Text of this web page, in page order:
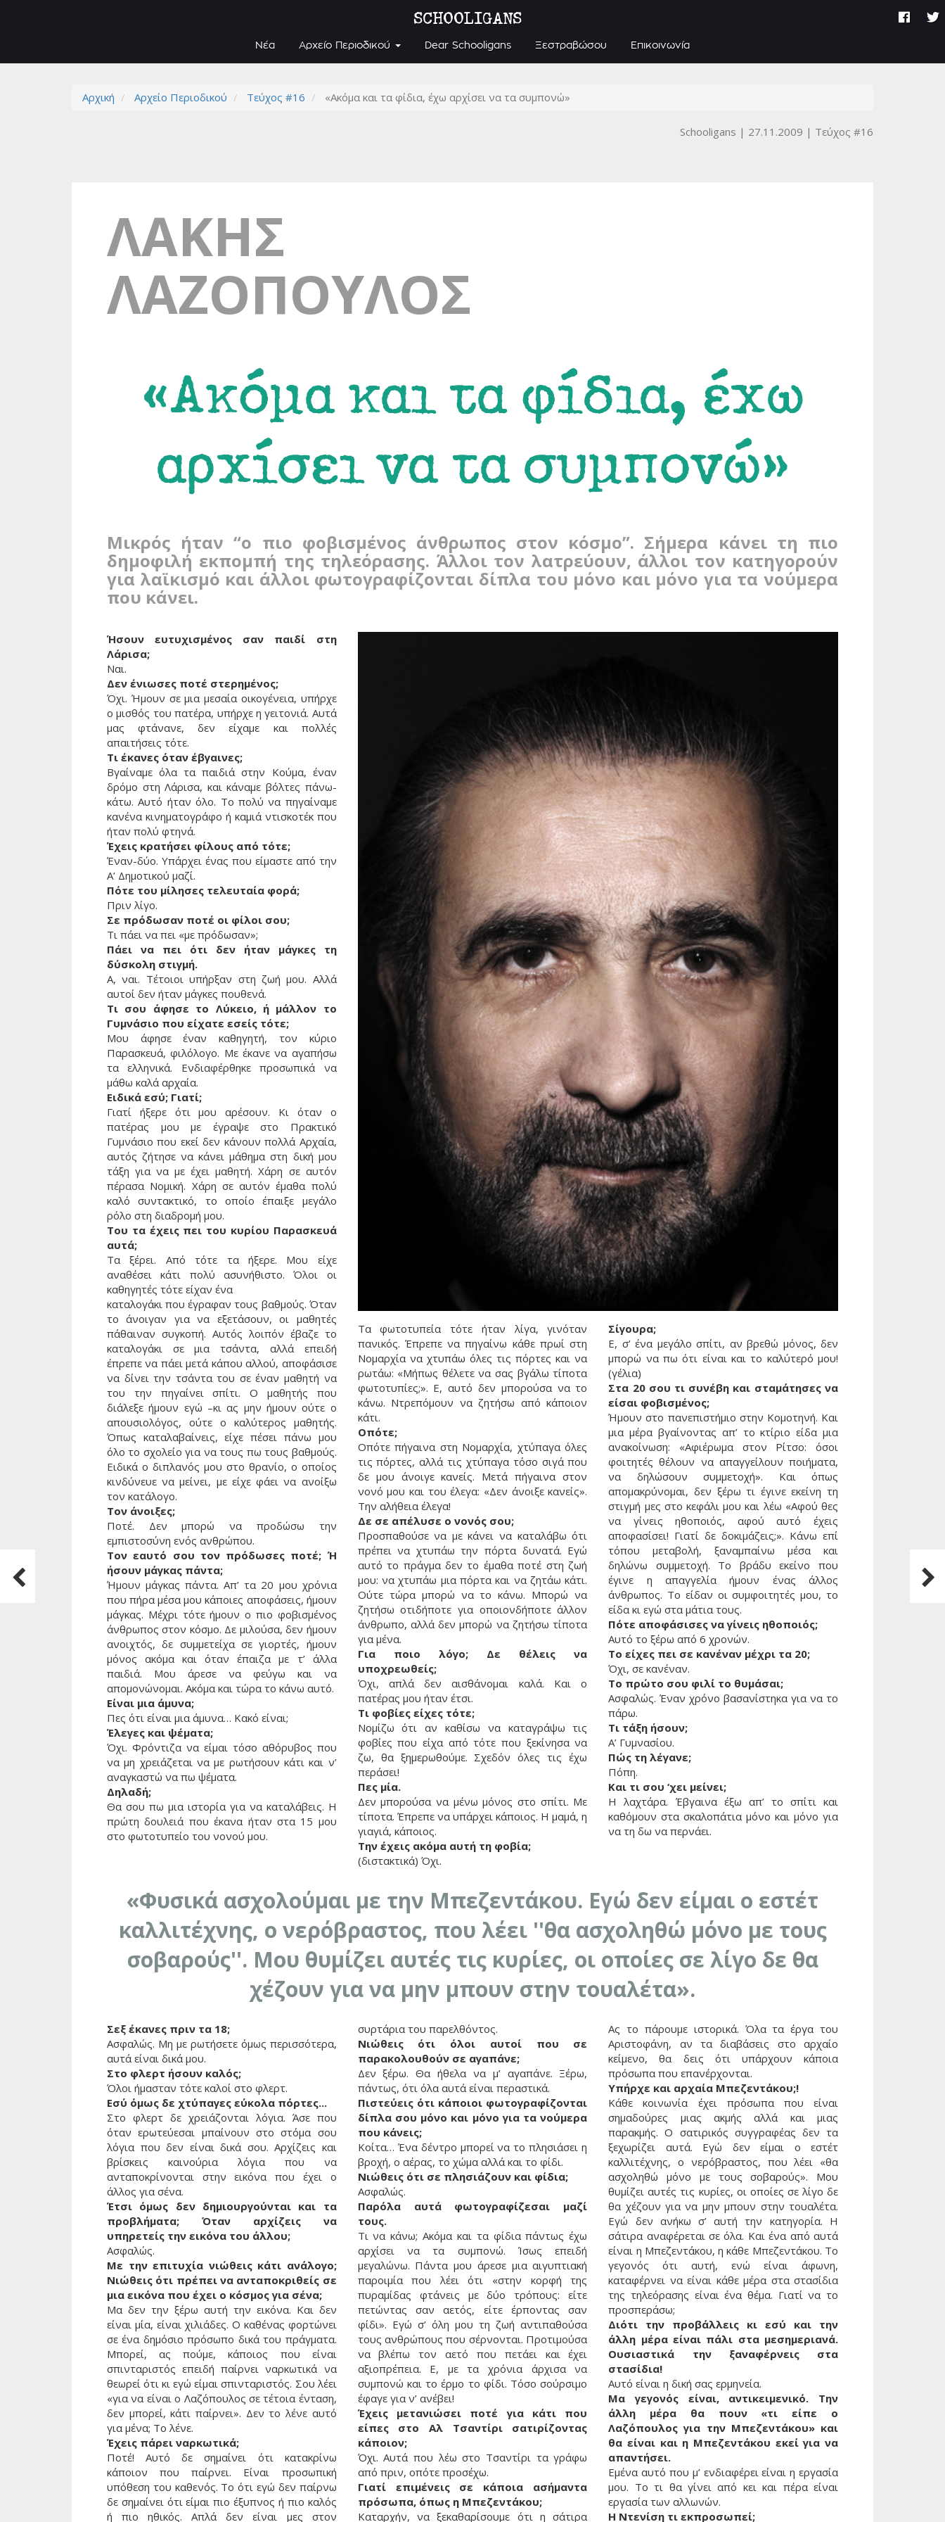
SCHOOLIGANS
Νέα Αρχείο Περιοδικού Dear Schooligans Ξεστραβώσου Επικοινωνία
Το
Αρχική Αρχείο Περιοδικού Τεύχος #16 «Ακόμα και τα φίδια, έχω αρχίσει να τα συμπονώ»
Schooligans 27.11.2009 Τεύχος #16
ΛΑΚΗΣ
ΛΑΖΟΠΟΥΛΟΣ
«Ακόμα και τα φίδια, έχω
αρχίσει να τα συμπονώ»
Μικρός ήταν “ο πιο φοβισμένος άνθρωπος στον κόσμο”. Σήμερα κάνει τη πιο
δημοφιλή εκπομπή της τηλεόρασης. Άλλοι τον λατρεύουν, άλλοι τον κατηγορούν
για λαϊκισμό και άλλοι φωτογραφίζονται δίπλα του μόνο και μόνο για τα νούμερα
που κάνει.
Ήσουν ευτυχισμένος σαν παιδί στη
Λάρισα;
Ναι.
Δεν ένιωσες ποτέ στερημένος;
Όχι. Ήμουν σε μια μεσαία οικογένεια, υπήρχε
ο μισθός του πατέρα, υπήρχε η γειτονιά. Αυτά
μας φτάνανε, δεν είχαμε και πολλές
απαιτήσεις τότε.
Τι έκανες όταν έβγαινες;
Βγαίναμε όλα τα παιδιά στην Κούμα, έναν
δρόμο στη Λάρισα, και κάναμε βόλτες πάνω-
κάτω. Αυτό ήταν όλο. Το πολύ να πηγαίναμε
κανένα κινηματογράφο ή καμιά ντισκοτέκ που
ήταν πολύ φτηνά.
Έχεις κρατήσει φίλους από τότε;
Έναν-δύο. Υπάρχει ένας που είμαστε από την
Α’ Δημοτικού μαζί.
Πότε του μίλησες τελευταία φορά;
Πριν λίγο.
Σε πρόδωσαν ποτέ οι φίλοι σου;
Τι πάει να πει «με πρόδωσαν»;
Πάει να πει ότι δεν ήταν μάγκες τη
δύσκολη στιγμή.
Α, ναι. Τέτοιοι υπήρξαν στη ζωή μου. Αλλά
αυτοί δεν ήταν μάγκες πουθενά.
Τι σου άφησε το Λύκειο, ή μάλλον το
Γυμνάσιο που είχατε εσείς τότε;
Μου άφησε έναν καθηγητή, τον κύριο
Παρασκευά, φιλόλογο. Με έκανε να αγαπήσω
τα ελληνικά. Ενδιαφέρθηκε προσωπικά να
μάθω καλά αρχαία.
Ειδικά εσύ; Γιατί;
Γιατί ήξερε ότι μου αρέσουν. Κι όταν ο
πατέρας μου με έγραψε στο Πρακτικό
Γυμνάσιο που εκεί δεν κάνουν πολλά Αρχαία,
αυτός ζήτησε να κάνει μάθημα στη δική μου
τάξη για να με έχει μαθητή. Χάρη σε αυτόν
πέρασα Νομική. Χάρη σε αυτόν έμαθα πολύ
καλό συντακτικό, το οποίο έπαιξε μεγάλο
ρόλο στη διαδρομή μου.
Του τα έχεις πει του κυρίου Παρασκευά
αυτά;
Τα ξέρει. Από τότε τα ήξερε. Μου είχε
αναθέσει κάτι πολύ ασυνήθιστο. Όλοι οι
καθηγητές τότε είχαν ένα
καταλογάκι που έγραφαν τους βαθμούς. Όταν
το άνοιγαν για να εξετάσουν, οι μαθητές
πάθαιναν συγκοπή. Αυτός λοιπόν έβαζε το
καταλογάκι σε μια τσάντα, αλλά επειδή
έπρεπε να πάει μετά κάπου αλλού, αποφάσισε
να δίνει την τσάντα του σε έναν μαθητή να
του την πηγαίνει σπίτι. Ο μαθητής που
διάλεξε ήμουν εγώ –κι ας μην ήμουν ούτε ο
απουσιολόγος, ούτε ο καλύτερος μαθητής.
Όπως καταλαβαίνεις, είχε πέσει πάνω μου
όλο το σχολείο για να τους πω τους βαθμούς.
Ειδικά ο διπλανός μου στο θρανίο, ο οποίος
κινδύνευε να μείνει, με είχε φάει να ανοίξω
τον κατάλογο.
Τον άνοιξες;
Ποτέ. Δεν μπορώ να προδώσω την
εμπιστοσύνη ενός ανθρώπου.
Τον εαυτό σου τον πρόδωσες ποτέ; Ή
ήσουν μάγκας πάντα;
Ήμουν μάγκας πάντα. Απ’ τα 20 μου χρόνια
που πήρα μέσα μου κάποιες αποφάσεις, ήμουν
μάγκας. Μέχρι τότε ήμουν ο πιο φοβισμένος
άνθρωπος στον κόσμο. Δε μιλούσα, δεν ήμουν
ανοιχτός, δε συμμετείχα σε γιορτές, ήμουν
μόνος ακόμα και όταν έπαιζα με τ’ άλλα
παιδιά. Μου άρεσε να φεύγω και να
απομονώνομαι. Ακόμα και τώρα το κάνω αυτό.
Είναι μια άμυνα;
Πες ότι είναι μια άμυνα… Κακό είναι;
Έλεγες και ψέματα;
Όχι. Φρόντιζα να είμαι τόσο αθόρυβος που
να μη χρειάζεται να με ρωτήσουν κάτι και ν’
αναγκαστώ να πω ψέματα.
Δηλαδή;
Θα σου πω μια ιστορία για να καταλάβεις. Η
πρώτη δουλειά που έκανα ήταν στα 15 μου
στο φωτοτυπείο του νονού μου.
Τα φωτοτυπεία τότε ήταν λίγα, γινόταν
πανικός. Έπρεπε να πηγαίνω κάθε πρωί στη
Νομαρχία να χτυπάω όλες τις πόρτες και να
ρωτάω: «Μήπως θέλετε να σας βγάλω τίποτα
φωτοτυπίες;». Ε, αυτό δεν μπορούσα να το
κάνω. Ντρεπόμουν να ζητήσω από κάποιον
κάτι.
Οπότε;
Οπότε πήγαινα στη Νομαρχία, χτύπαγα όλες
τις πόρτες, αλλά τις χτύπαγα τόσο σιγά που
δε μου άνοιγε κανείς. Μετά πήγαινα στον
νονό μου και του έλεγα: «Δεν άνοιξε κανείς».
Την αλήθεια έλεγα!
Δε σε απέλυσε ο νονός σου;
Προσπαθούσε να με κάνει να καταλάβω ότι
πρέπει να χτυπάω την πόρτα δυνατά. Εγώ
αυτό το πράγμα δεν το έμαθα ποτέ στη ζωή
μου: να χτυπάω μια πόρτα και να ζητάω κάτι.
Ούτε τώρα μπορώ να το κάνω. Μπορώ να
ζητήσω οτιδήποτε για οποιονδήποτε άλλον
άνθρωπο, αλλά δεν μπορώ να ζητήσω τίποτα
για μένα.
Για ποιο λόγο; Δε θέλεις να
υποχρεωθείς;
Όχι, απλά δεν αισθάνομαι καλά. Και ο
πατέρας μου ήταν έτσι.
Τι φοβίες είχες τότε;
Νομίζω ότι αν καθίσω να καταγράψω τις
φοβίες που είχα από τότε που ξεκίνησα να
ζω, θα ξημερωθούμε. Σχεδόν όλες τις έχω
περάσει!
Πες μία.
Δεν μπορούσα να μένω μόνος στο σπίτι. Με
τίποτα. Έπρεπε να υπάρχει κάποιος. Η μαμά, η
γιαγιά, κάποιος.
Την έχεις ακόμα αυτή τη φοβία;
(διστακτικά) Όχι.
Σίγουρα;
Ε, σ’ ένα μεγάλο σπίτι, αν βρεθώ μόνος, δεν
μπορώ να πω ότι είναι και το καλύτερό μου!
(γέλια)
Στα 20 σου τι συνέβη και σταμάτησες να
είσαι φοβισμένος;
Ήμουν στο πανεπιστήμιο στην Κομοτηνή. Και
μια μέρα βγαίνοντας απ’ το κτίριο είδα μια
ανακοίνωση: «Αφιέρωμα στον Ρίτσο: όσοι
φοιτητές θέλουν να απαγγείλουν ποιήματα,
να δηλώσουν συμμετοχή». Και όπως
απομακρύνομαι, δεν ξέρω τι έγινε εκείνη τη
στιγμή μες στο κεφάλι μου και λέω «Αφού θες
να γίνεις ηθοποιός, αφού αυτό έχεις
αποφασίσει! Γιατί δε δοκιμάζεις;». Κάνω επί
τόπου μεταβολή, ξαναμπαίνω μέσα και
δηλώνω συμμετοχή. Το βράδυ εκείνο που
έγινε η απαγγελία ήμουν ένας άλλος
άνθρωπος. Το είδαν οι συμφοιτητές μου, το
είδα κι εγώ στα μάτια τους.
Πότε αποφάσισες να γίνεις ηθοποιός;
Αυτό το ξέρω από 6 χρονών.
Το είχες πει σε κανέναν μέχρι τα 20;
Όχι, σε κανέναν.
Το πρώτο σου φιλί το θυμάσαι;
Ασφαλώς. Έναν χρόνο βασανίστηκα για να το
πάρω.
Τι τάξη ήσουν;
Α’ Γυμνασίου.
Πώς τη λέγανε;
Πόπη.
Και τι σου ‘χει μείνει;
Η λαχτάρα. Έβγαινα έξω απ’ το σπίτι και
καθόμουν στα σκαλοπάτια μόνο και μόνο για
να τη δω να περνάει.
«Φυσικά ασχολούμαι με την Μπεζεντάκου. Εγώ δεν είμαι ο εστέτ
καλλιτέχνης, ο νερόβραστος, που λέει ''θα ασχοληθώ μόνο με τους
σοβαρούς''. Μου θυμίζει αυτές τις κυρίες, οι οποίες σε λίγο δε θα
χέζουν για να μην μπουν στην τουαλέτα».
Σεξ έκανες πριν τα 18;
Ασφαλώς. Μη με ρωτήσετε όμως περισσότερα,
αυτά είναι δικά μου.
Στο φλερτ ήσουν καλός;
Όλοι ήμασταν τότε καλοί στο φλερτ.
Εσύ όμως δε χτύπαγες εύκολα πόρτες...
Στο φλερτ δε χρειάζονται λόγια. Άσε που
όταν ερωτεύεσαι μπαίνουν στο στόμα σου
λόγια που δεν είναι δικά σου. Αρχίζεις και
βρίσκεις καινούρια λόγια που να
ανταποκρίνονται στην εικόνα που έχει ο
άλλος για σένα.
Έτσι όμως δεν δημιουργούνται και τα
προβλήματα; Όταν αρχίζεις να
υπηρετείς την εικόνα του άλλου;
Ασφαλώς.
Με την επιτυχία νιώθεις κάτι ανάλογο;
Νιώθεις ότι πρέπει να ανταποκριθείς σε
μια εικόνα που έχει ο κόσμος για σένα;
Μα δεν την ξέρω αυτή την εικόνα. Και δεν
είναι μία, είναι χιλιάδες. Ο καθένας φορτώνει
σε ένα δημόσιο πρόσωπο δικά του πράγματα.
Μπορεί, ας πούμε, κάποιος που είναι
σπινταριστός επειδή παίρνει ναρκωτικά να
θεωρεί ότι κι εγώ είμαι σπινταριστός. Σου λέει
«για να είναι ο Λαζόπουλος σε τέτοια ένταση,
δεν μπορεί, κάτι παίρνει». Δεν το λένε αυτό
για μένα; Το λένε.
Έχεις πάρει ναρκωτικά;
Ποτέ! Αυτό δε σημαίνει ότι κατακρίνω
κάποιον που παίρνει. Είναι προσωπική
υπόθεση του καθενός. Το ότι εγώ δεν παίρνω
δε σημαίνει ότι είμαι πιο έξυπνος ή πιο καλός
ή πιο ηθικός. Απλά δεν είναι μες στον
συρτάρια του παρελθόντος.
Νιώθεις ότι όλοι αυτοί που σε
παρακολουθούν σε αγαπάνε;
Δεν ξέρω. Θα ήθελα να μ’ αγαπάνε. Ξέρω,
πάντως, ότι όλα αυτά είναι περαστικά.
Πιστεύεις ότι κάποιοι φωτογραφίζονται
δίπλα σου μόνο και μόνο για τα νούμερα
που κάνεις;
Κοίτα… Ένα δέντρο μπορεί να το πλησιάσει η
βροχή, ο αέρας, το χώμα αλλά και το φίδι.
Νιώθεις ότι σε πλησιάζουν και φίδια;
Ασφαλώς.
Παρόλα αυτά φωτογραφίζεσαι μαζί
τους.
Τι να κάνω; Ακόμα και τα φίδια πάντως έχω
αρχίσει να τα συμπονώ. Ίσως επειδή
μεγαλώνω. Πάντα μου άρεσε μια αιγυπτιακή
παροιμία που λέει ότι «στην κορφή της
πυραμίδας φτάνεις με δύο τρόπους: είτε
πετώντας σαν αετός, είτε έρποντας σαν
φίδι». Εγώ σ’ όλη μου τη ζωή αντιπαθούσα
τους ανθρώπους που σέρνονται. Προτιμούσα
να βλέπω τον αετό που πετάει και έχει
αξιοπρέπεια. Ε, με τα χρόνια άρχισα να
συμπονώ και το έρμο το φίδι. Τόσο σούρσιμο
έφαγε για ν’ ανέβει!
Έχεις μετανιώσει ποτέ για κάτι που
είπες στο Αλ Τσαντίρι σατιρίζοντας
κάποιον;
Όχι. Αυτά που λέω στο Τσαντίρι τα γράφω
από πριν, οπότε προσέχω.
Γιατί επιμένεις σε κάποια ασήμαντα
πρόσωπα, όπως η Μπεζεντάκου;
Καταρχήν, να ξεκαθαρίσουμε ότι η σάτιρα
Ας το πάρουμε ιστορικά. Όλα τα έργα του
Αριστοφάνη, αν τα διαβάσεις στο αρχαίο
κείμενο, θα δεις ότι υπάρχουν κάποια
πρόσωπα που επανέρχονται.
Υπήρχε και αρχαία Μπεζεντάκου;!
Κάθε κοινωνία έχει πρόσωπα που είναι
σημαδούρες μιας ακμής αλλά και μιας
παρακμής. Ο σατιρικός συγγραφέας δεν τα
ξεχωρίζει αυτά. Εγώ δεν είμαι ο εστέτ
καλλιτέχνης, ο νερόβραστος, που λέει «θα
ασχοληθώ μόνο με τους σοβαρούς». Μου
θυμίζει αυτές τις κυρίες, οι οποίες σε λίγο δε
θα χέζουν για να μην μπουν στην τουαλέτα.
Εγώ δεν ανήκω σ’ αυτή την κατηγορία. Η
σάτιρα αναφέρεται σε όλα. Και ένα από αυτά
είναι η Μπεζεντάκου, η κάθε Μπεζεντάκου. Το
γεγονός ότι αυτή, ενώ είναι άφωνη,
καταφέρνει να είναι κάθε μέρα στα στασίδια
της τηλεόρασης είναι ένα θέμα. Γιατί να το
προσπεράσω;
Διότι την προβάλλεις κι εσύ και την
άλλη μέρα είναι πάλι στα μεσημεριανά.
Ουσιαστικά την ξαναφέρνεις στα
στασίδια!
Αυτό είναι η δική σας ερμηνεία.
Μα γεγονός είναι, αντικειμενικό. Την
άλλη μέρα θα πουν «τι είπε ο
Λαζόπουλος για την Μπεζεντάκου» και
θα είναι και η Μπεζεντάκου εκεί για να
απαντήσει.
Εμένα αυτό που μ’ ενδιαφέρει είναι η εργασία
μου. Το τι θα γίνει από κει και πέρα είναι
εργασία των αλλωνών.
Η Ντενίση τι εκπροσωπεί;